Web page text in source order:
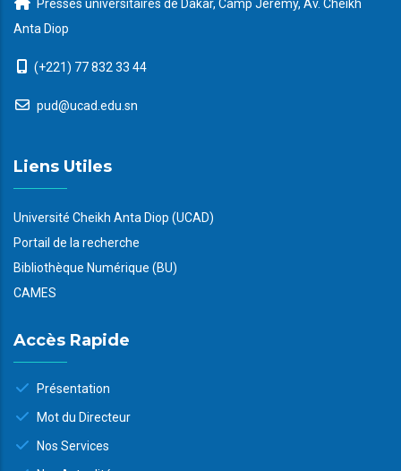
Presses universitaires de Dakar, Camp Jérémy, Av. Cheikh
Anta Diop
(+221) 77 832 33 44
pud@ucad.edu.sn
Liens Utiles
Université Cheikh Anta Diop (UCAD)
Portail de la recherche
Bibliothèque Numérique (BU)
CAMES
Accès Rapide
Présentation
Mot du Directeur
Nos Services